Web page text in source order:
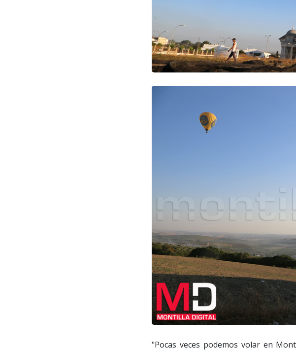
"Pocas veces podemos volar en